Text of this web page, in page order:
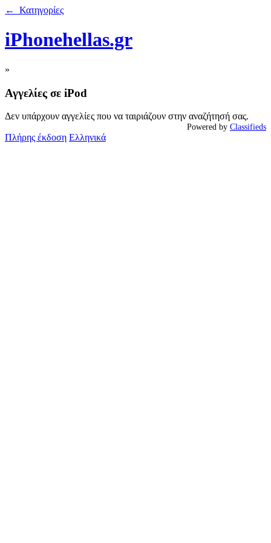
← Κατηγορίες
iPhonehellas.gr
»
Αγγελίες σε iPod
Δεν υπάρχουν αγγελίες που να ταιριάζουν στην αναζήτησή σας.
Powered by Classifieds
Πλήρης έκδοση Ελληνικά